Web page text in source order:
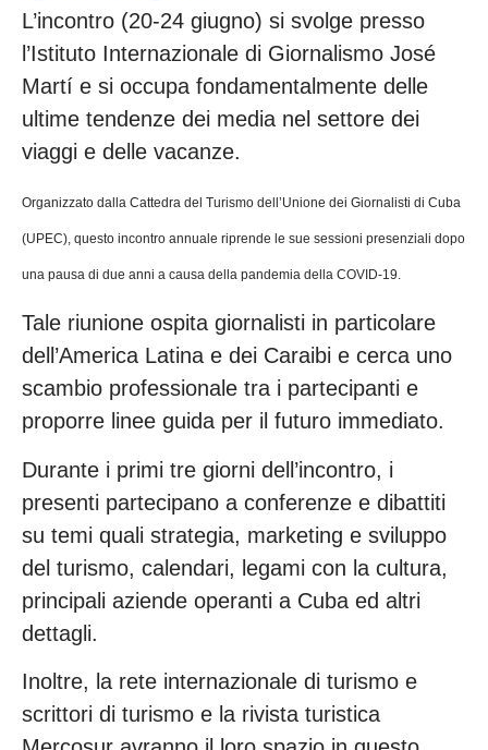
L’incontro (20-24 giugno) si svolge presso
l’Istituto Internazionale di Giornalismo José
Martí e si occupa fondamentalmente delle
ultime tendenze dei media nel settore dei
viaggi e delle vacanze.
Organizzato dalla Cattedra del Turismo dell’Unione dei Giornalisti di Cuba
(UPEC), questo incontro annuale riprende le sue sessioni presenziali dopo
una pausa di due anni a causa della pandemia della COVID-19.
Tale riunione ospita giornalisti in particolare
dell’America Latina e dei Caraibi e cerca uno
scambio professionale tra i partecipanti e
proporre linee guida per il futuro immediato.
Durante i primi tre giorni dell’incontro, i
presenti partecipano a conferenze e dibattiti
su temi quali strategia, marketing e sviluppo
del turismo, calendari, legami con la cultura,
principali aziende operanti a Cuba ed altri
dettagli.
Inoltre, la rete internazionale di turismo e
scrittori di turismo e la rivista turistica